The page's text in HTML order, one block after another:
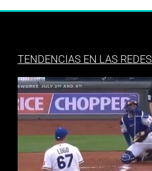
TENDENCIAS EN LAS REDES